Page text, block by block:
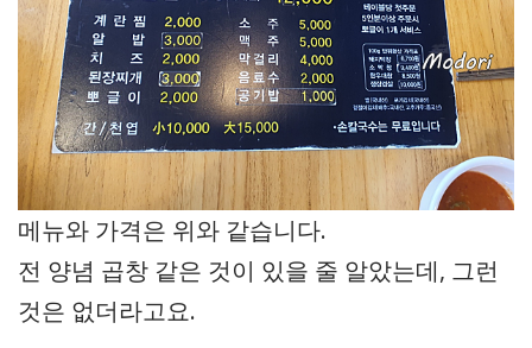
메뉴와 가격은 위와 같습니다.
전 양념 곱창 같은 것이 있을 줄 알았는데, 그런
것은 없더라고요.